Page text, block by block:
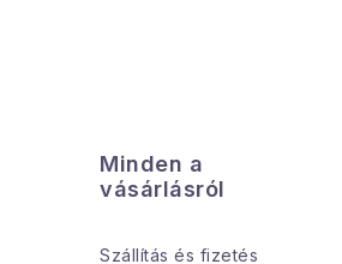
l
Minden a
vásárlásról
Szállítás és fizetés